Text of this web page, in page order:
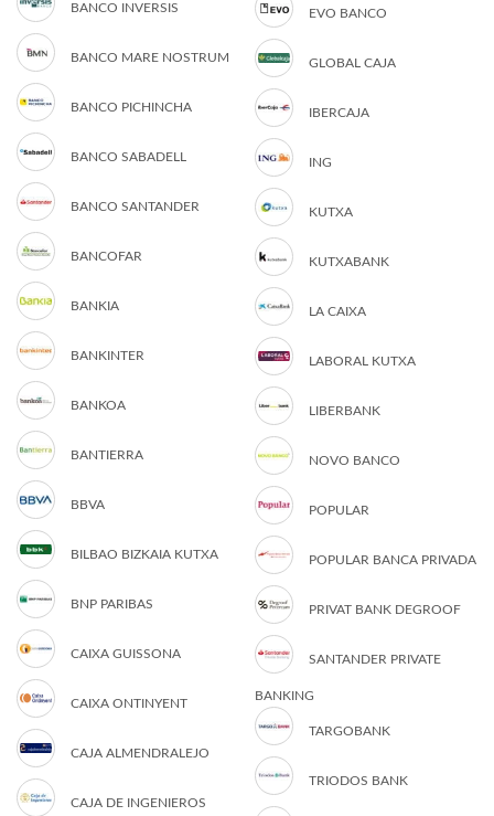
BANCO INVERSIS
BANCO MARE NOSTRUM
BANCO PICHINCHA
BANCO SABADELL
BANCO SANTANDER
BANCOFAR
BANKIA
BANKINTER
BANKOA
BANTIERRA
BBVA
BILBAO BIZKAIA KUTXA
BNP PARIBAS
CAIXA GUISSONA
CAIXA ONTINYENT
CAJA ALMENDRALEJO
CAJA DE INGENIEROS
EVO BANCO
GLOBAL CAJA
IBERCAJA
ING
KUTXA
KUTXABANK
LA CAIXA
LABORAL KUTXA
LIBERBANK
NOVO BANCO
POPULAR
POPULAR BANCA PRIVADA
PRIVAT BANK DEGROOF
SANTANDER PRIVATE
BANKING
TARGOBANK
TRIODOS BANK